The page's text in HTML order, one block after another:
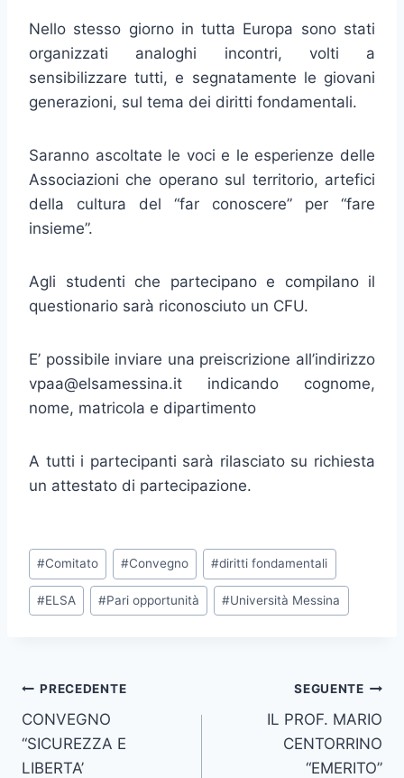
Nello stesso giorno in tutta Europa sono stati
organizzati analoghi incontri, volti a
sensibilizzare tutti, e segnatamente le giovani
generazioni, sul tema dei diritti fondamentali.
Saranno ascoltate le voci e le esperienze delle
Associazioni che operano sul territorio, artefici
della cultura del “far conoscere” per “fare
insieme”.
Agli studenti che partecipano e compilano il
questionario sarà riconosciuto un CFU.
E’ possibile inviare una preiscrizione all’indirizzo
vpaa@elsamessina.it indicando cognome,
nome, matricola e dipartimento
A tutti i partecipanti sarà rilasciato su richiesta
un attestato di partecipazione.
Tag
articolo:
#Comitato #Convegno #diritti fondamentali
#ELSA #Pari opportunità #Università Messina
Navigazione
articoli
PRECEDENTE
CONVEGNO
“SICUREZZA E
LIBERTA’
SEGUENTE
IL PROF. MARIO
CENTORRINO
“EMERITO”